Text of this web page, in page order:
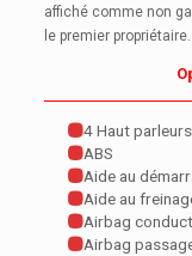
affiché comme non
le premier propriétaire.
4 Haut parleurs
ABS
Aide au
Aide au
Airbag
Airbag